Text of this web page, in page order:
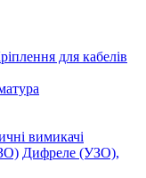
для кабелів
вимикачі
Дифреле (УЗО),